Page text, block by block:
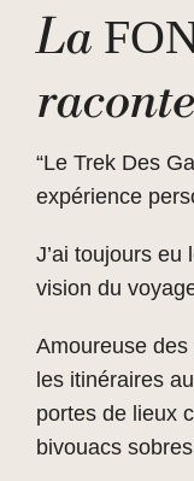
La
raconte
“Le Trek Des
expérience
J’ai toujours
vision du
Amoureuse des
les itinéraires
portes de lieux
bivouacs